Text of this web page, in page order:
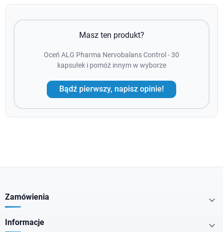
Masz ten produkt?
Oceń ALG Pharma Nervobalans Control - 30
kapsułek i pomóż innym w wyborze
Bądź pierwszy, napisz opinie!
Zamówienia 
Informacje 